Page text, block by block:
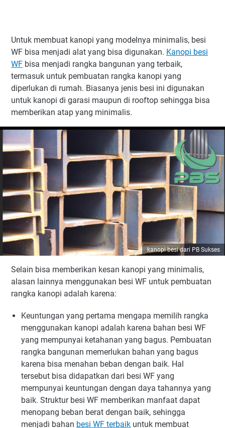
Untuk membuat kanopi yang modelnya minimalis, besi
WF bisa menjadi alat yang bisa digunakan. Kanopi besi
WF bisa menjadi rangka bangunan yang terbaik,
termasuk untuk pembuatan rangka kanopi yang
diperlukan di rumah. Biasanya jenis besi ini digunakan
untuk kanopi di garasi maupun di rooftop sehingga bisa
memberikan atap yang minimalis.
kanopi besi dari PB Sukses
Selain bisa memberikan kesan kanopi yang minimalis,
alasan lainnya menggunakan besi WF untuk pembuatan
rangka kanopi adalah karena:
Keuntungan yang pertama mengapa memilih rangka
menggunakan kanopi adalah karena bahan besi WF
yang mempunyai ketahanan yang bagus. Pembuatan
rangka bangunan memerlukan bahan yang bagus
karena bisa menahan beban dengan baik. Hal
tersebut bisa didapatkan dari besi WF yang
mempunyai keuntungan dengan daya tahannya yang
baik. Struktur besi WF memberikan manfaat dapat
menopang beban berat dengan baik, sehingga
menjadi bahan besi WF terbaik untuk membuat